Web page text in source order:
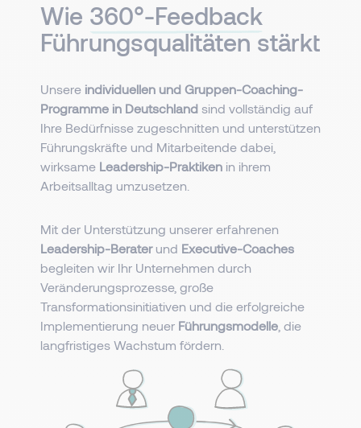
Wie 360°-Feedback
Führungsqualitäten stärkt
Unsere individuellen und Gruppen-Coaching-
Programme in Deutschland sind vollständig auf
Ihre Bedürfnisse zugeschnitten und unterstützen
Führungskräfte und Mitarbeitende dabei,
wirksame Leadership-Praktiken in ihrem
Arbeitsalltag umzusetzen.
Mit der Unterstützung unserer erfahrenen
Leadership-Berater und Executive-Coaches
begleiten wir Ihr Unternehmen durch
Veränderungsprozesse, große
Transformationsinitiativen und die erfolgreiche
Implementierung neuer Führungsmodelle , die
langfristiges Wachstum fördern.